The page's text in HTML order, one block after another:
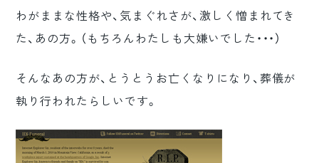
わがままな性格や、気まぐれさが、激しく憎まれてき
た、あの方。（もちろんわたしも大嫌いでした・・・）
そんなあの方が、とうとうお亡くなりになり、葬儀が
執り行われたらしいです。